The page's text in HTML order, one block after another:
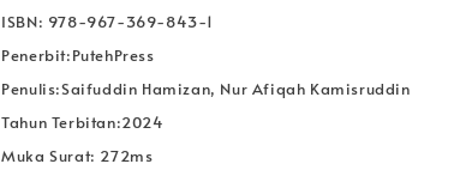
ISBN: 978-967-369-843-1
Penerbit:PutehPress
Penulis:Saifuddin Hamizan, Nur Afiqah Kamisruddin
Tahun Terbitan:2024
Muka Surat: 272ms